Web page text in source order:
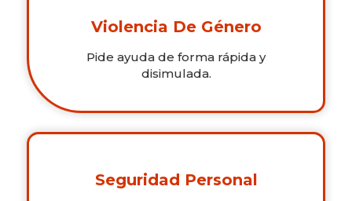
Violencia De Género
Pide ayuda de forma rápida y
disimulada.
Seguridad Personal